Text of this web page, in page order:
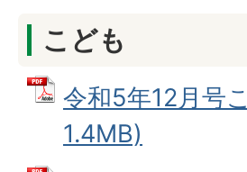
こども
令和5年12月号
1.4MB)